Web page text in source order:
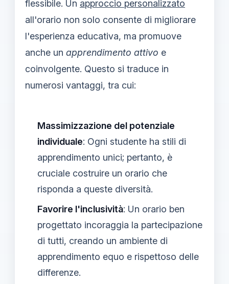
flessibile. Un approccio personalizzato
all'orario non solo consente di migliorare
l'esperienza educativa, ma promuove
anche un apprendimento attivo e
coinvolgente. Questo si traduce in
numerosi vantaggi, tra cui:
Massimizzazione del potenziale
individuale: Ogni studente ha stili di
apprendimento unici; pertanto, è
cruciale costruire un orario che
risponda a queste diversità.
Favorire l'inclusività: Un orario ben
progettato incoraggia la partecipazione
di tutti, creando un ambiente di
apprendimento equo e rispettoso delle
differenze.